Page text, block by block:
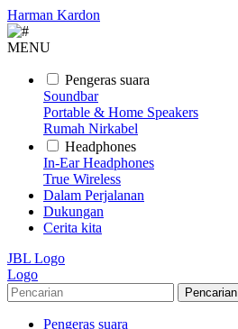
Harman Kardon
MENU
Pengeras suara
Soundbar
Portable & Home Speakers
Rumah Nirkabel
Headphones
In-Ear Headphones
True Wireless
Dalam Perjalanan
Dukungan
Cerita kita
JBL Logo
Logo
Pencarian
Pengeras suara